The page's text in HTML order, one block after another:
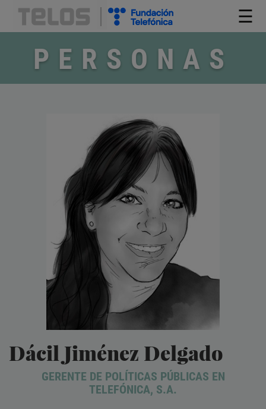
☰
PERSONAS
Dácil Jiménez Delgado
GERENTE DE POLÍTICAS PÚBLICAS EN
TELEFÓNICA, S.A.